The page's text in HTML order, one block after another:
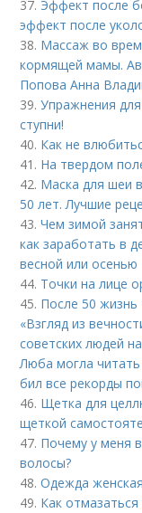
37. Эффект после
эффект после
38. Массаж во
кормящей мамы.
Попова Анна
39.Упражнения
ступни!
40. Как не
41. На твердом
42. Маска для шеи
50 лет. Лучшие
43.Чем зимой
как заработать в
весной или осенью
44. Точки на лице
45. После 50 жизнь
«Взгляд из
советских людей
Люба могла
бил все рекорды
46. Щетка для
щеткой
47. Почему у меня
волосы?
48.Одежда
49. Как